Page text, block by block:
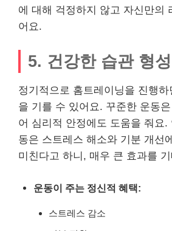
에 대해 걱정하지 않고 자신만의
어요.
5. 건강한 습관 형성
정기적으로 홈트레이닝을 진행
을 기를 수 있어요. 꾸준한 운동
어 심리적 안정에도 도움을 줘요.
동은 스트레스 해소와 기분 개선
미친다고 하니, 매우 큰 효과를
운동이 주는 정신적 혜택:
스트레스 감소